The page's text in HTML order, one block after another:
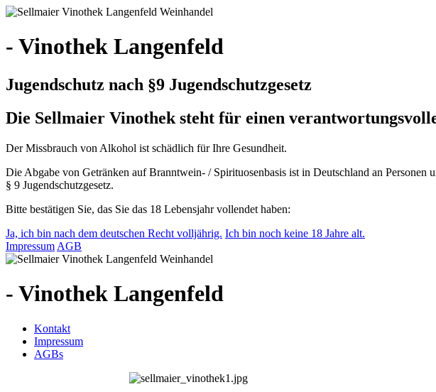
- Vinothek Langenfeld
Jugendschutz nach §9 Jugendschutzgesetz
Die Sellmaier Vinothek steht für einen
Der Missbrauch von Alkohol ist schädlich für Ihre Gesundheit.
Die Abgabe von Getränken auf Branntwein- / Spirituosenbasis ist in Deutschland an Personen
§ 9 Jugendschutzgesetz.
Bitte bestätigen Sie, das Sie das 18 Lebensjahr vollendet haben:
Ja, ich bin nach dem deutschen Recht volljährig. Ich bin noch keine 18 Jahre alt.
Impressum AGB
- Vinothek Langenfeld
Kontakt
Impressum
AGBs